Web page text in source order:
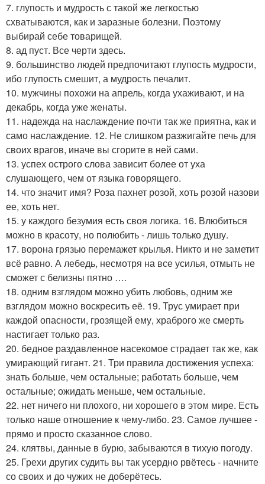
7. глупость и мудрость с такой же легкостью
схватываются, как и заразные болезни. Поэтому
выбирай себе товарищей.
8. ад пуст. Все черти здесь.
9. большинство людей предпочитают глупость мудрости,
ибо глупость смешит, а мудрость печалит.
10. мужчины похожи на апрель, когда ухаживают, и на
декабрь, когда уже женаты.
11. надежда на наслаждение почти так же приятна, как и
само наслаждение. 12. Не слишком разжигайте печь для
своих врагов, иначе вы сгорите в ней сами.
13. успех острого слова зависит более от уха
слушающего, чем от языка говорящего.
14. что значит имя? Роза пахнет розой, хоть розой назови
ее, хоть нет.
15. у каждого безумия есть своя логика. 16. Влюбиться
можно в красоту, но полюбить - лишь только душу.
17. ворона грязью перемажет крылья. Никто и не заметит
всё равно. А лебедь, несмотря на все усилья, отмыть не
сможет с белизны пятно ….
18. одним взглядом можно убить любовь, одним же
взглядом можно воскресить её. 19. Трус умирает при
каждой опасности, грозящей ему, храброго же смерть
настигает только раз.
20. бедное раздавленное насекомое страдает так же, как
умирающий гигант. 21. Три правила достижения успеха:
знать больше, чем остальные; работать больше, чем
остальные; ожидать меньше, чем остальные.
22. нет ничего ни плохого, ни хорошего в этом мире. Есть
только наше отношение к чему-либо. 23. Самое лучшее -
прямо и просто сказанное слово.
24. клятвы, данные в бурю, забываются в тихую погоду.
25. Грехи других судить вы так усердно рвётесь - начните
со своих и до чужих не доберётесь.